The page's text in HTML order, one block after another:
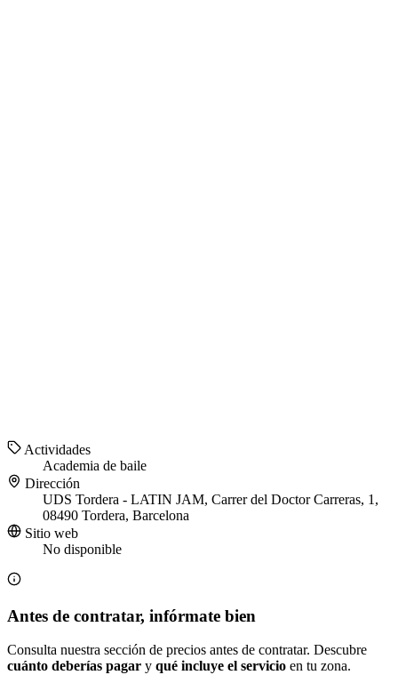
Actividades
Academia de baile
Dirección
UDS Tordera - LATIN JAM, Carrer del Doctor Carreras, 1,
08490 Tordera, Barcelona
Sitio web
No disponible
Antes de contratar, infórmate bien
Consulta nuestra sección de precios antes de contratar. Descubre
cuánto deberías pagar y qué incluye el servicio en tu zona.